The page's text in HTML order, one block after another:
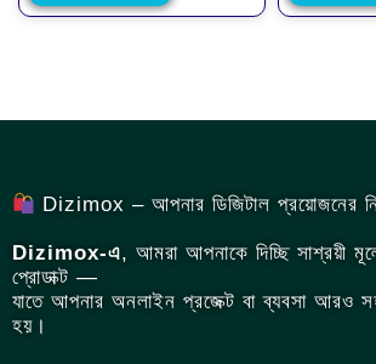
Dizimox – আপনার ডিজিটাল প্রয়োজনের
Dizimox-এ, আমরা আপনাকে দিচ্ছি সাশ্রয়ী
প্রোডাক্ট —
যাতে আপনার অনলাইন প্রজেক্ট বা ব্যবসা আরও
হয়।